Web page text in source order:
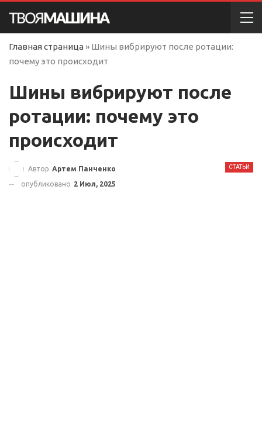
Главная страница » Шины вибрируют после ротации:
почему это происходит
Шины вибрируют после
ротации: почему это
происходит
СТАТЬИ
Автор Артем Панченко
опубликовано 2 Июл, 2025